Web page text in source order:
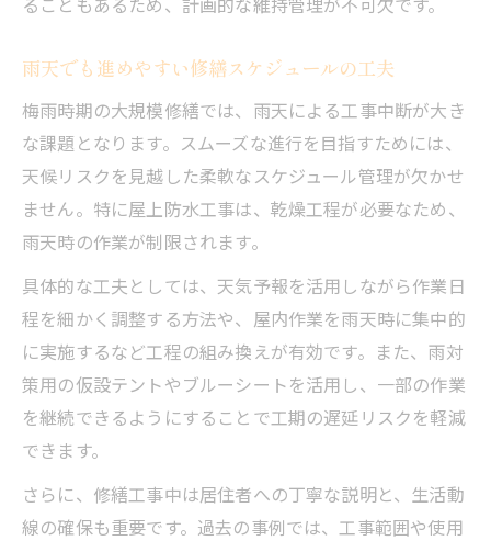
雨天でも進めやすい修繕スケジュールの工夫
梅雨時期の大規模修繕では、雨天による工事中断が大き
な課題となります。スムーズな進行を目指すためには、
天候リスクを見越した柔軟なスケジュール管理が欠かせ
ません。特に屋上防水工事は、乾燥工程が必要なため、
雨天時の作業が制限されます。
具体的な工夫としては、天気予報を活用しながら作業日
程を細かく調整する方法や、屋内作業を雨天時に集中的
に実施するなど工程の組み換えが有効です。また、雨対
策用の仮設テントやブルーシートを活用し、一部の作業
を継続できるようにすることで工期の遅延リスクを軽減
できます。
さらに、修繕工事中は居住者への丁寧な説明と、生活動
線の確保も重要です。過去の事例では、工事範囲や使用